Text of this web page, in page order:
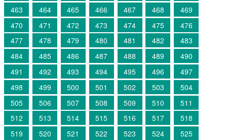
463
464 465 466 467 468
469
470
471 472 473 474 475
476
477
478 479 480 481 482
483
484
485 486 487 488 489
490
491
492 493 494 495 496
497
498
499 500 501 502 503
504
505
506 507 508 509 510
511
512
513 514 515 516 517
518
519
520 521 522 523 524 525